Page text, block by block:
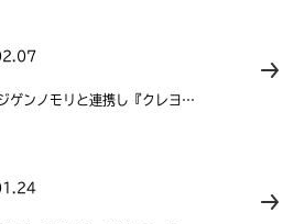
ゲンノモリと連携し『クレヨン